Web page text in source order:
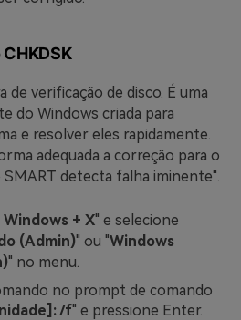
de verificação de disco. É uma
do Windows criada para
e resolver eles rapidamente.
adequada a correção para o
detecta falha iminente".
+ X" e selecione
(Admin)" ou "Windows
" no menu.
no prompt de comando
/f" e pressione Enter.